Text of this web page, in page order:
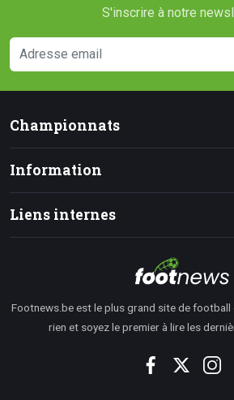
S'inscrire à notre
Championnats
Information
Liens internes
Footnews.be est le plus grand site de football
rien et soyez le premier à lire les